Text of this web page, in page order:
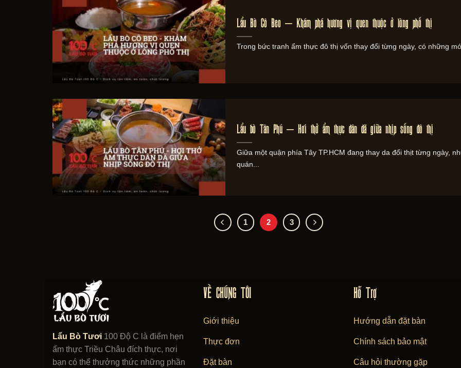
Lẩu Bò Cô Beo – Khám phá hương vị quen thuộc ở lòng phố thị
Trong bức tranh ẩm thực đô thị vốn thay đổi từng ngày, có những
Lẩu bò Tân Phú – Hơi thở ẩm thực dân dã giữa nhịp sống đô thị
Giữa một quận phía Tây TP.HCM đang thay da đổi thịt từng ngày,
quán...
1 2 3
Lẩu Bò Tươi 100 Độ C là điểm hẹn
ẩm thực Triều Châu đích thực, nơi
bạn có thể thưởng thức những phần
VỀ CHÚNG TÔI
Giới thiệu
Thực đơn
Đặt bàn
Hỗ Trợ
Hướng dẫn đặt bàn
Chính sách bảo mật
Câu hỏi thường gặp